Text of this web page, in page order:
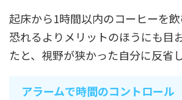
起床から1時間以内のコーヒーを
恐れるよりメリットのほうにも目
たと、視野が狭かった自分に反省
アラームで時間のコントロール